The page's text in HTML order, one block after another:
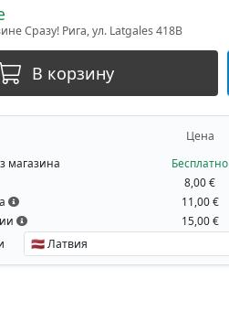
Сразу! Рига, ул. Latgales 418B
В корзину
Цена
магазина Бесплатно
8,00 €
11,00 €
15,00 €